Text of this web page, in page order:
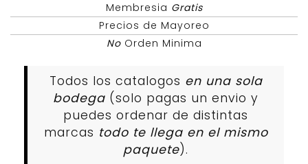
Membresia Gratis
Precios de Mayoreo
NoOrden Minima
Todos los catalogos en una sola
bodega (solo pagas un envio y
puedes ordenar de distintas
marcas todo te llega en el mismo
paquete).